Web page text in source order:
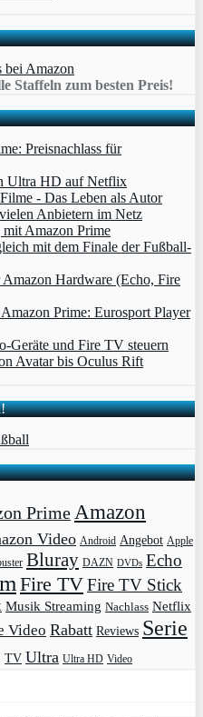
Staffeln zum besten Preis!
Preisnachlass für
Ultra HD auf Netflix
- Das Leben als Autor
Anbietern im Netz
Amazon Prime
mit dem Finale der Fußball-
Amazon Hardware (Echo, Fire
Prime: Eurosport Player
Geräte und Fire TV steuern
Avatar bis Oculus Rift
PrimeAmazon
Video Android Angebot Apple
Bluray DAZN DVDs Echo
Fire TVFire TV Stick
Musik Streaming Nachlass Netflix
Video Rabatt Reviews Serie
TV Ultra Ultra HD Video